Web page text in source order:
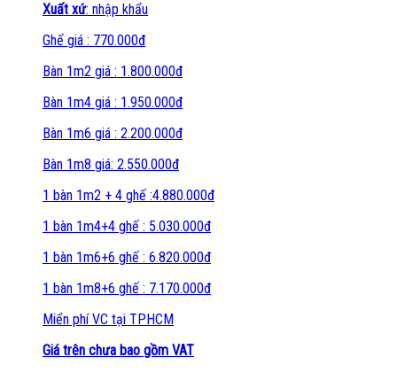
Xuất xứ: nhập khẩu
Ghế giá : 770.000đ
Bàn 1m2 giá : 1.800.000đ
Bàn 1m4 giá : 1.950.000đ
Bàn 1m6 giá : 2.200.000đ
Bàn 1m8 giá: 2.550.000đ
1 bàn 1m2 + 4 ghế :4.880.000đ
1 bàn 1m4+4 ghế : 5.030.000đ
1 bàn 1m6+6 ghế : 6.820.000đ
1 bàn 1m8+6 ghế : 7.170.000đ
Miển phí VC tại TPHCM
Giá trên chưa bao gồm VAT